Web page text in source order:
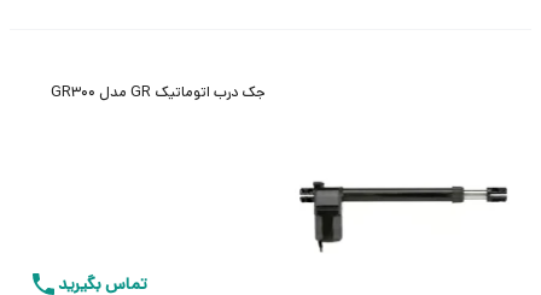
جک درب اتوماتیک GR مدل GR300
تماس بگیرید